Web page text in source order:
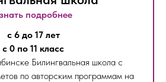
подробнее
с 6 до 17 лет
с 0 по 11 класс
Билингвальная школа с
по авторским программам на